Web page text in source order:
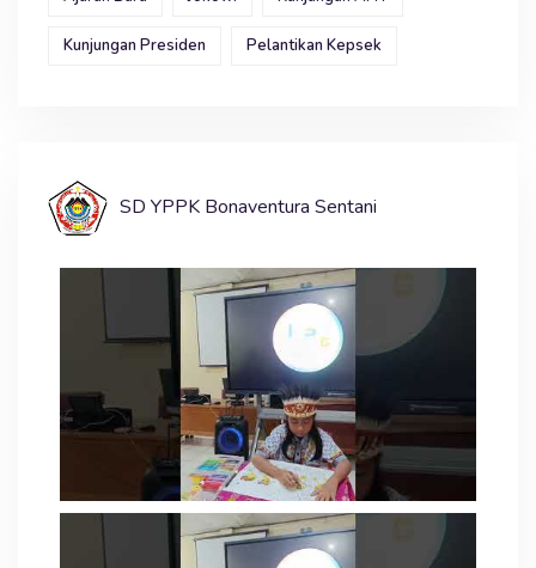
Kunjungan Presiden Pelantikan Kepsek
SD YPPK Bonaventura Sentani